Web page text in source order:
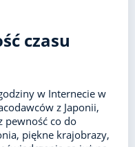
czasu
w Internecie w
z Japonii,
pewność co do
piękne krajobrazy,